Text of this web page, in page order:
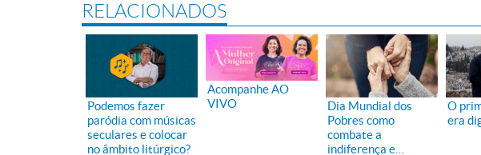
RELACIONADOS
Podemos fazer
paródia com músicas
seculares e colocar
no âmbito litúrgico?
Acompanhe AO
VIVO
Dia Mundial dos
Pobres como
combate a
indiferença e
O
era